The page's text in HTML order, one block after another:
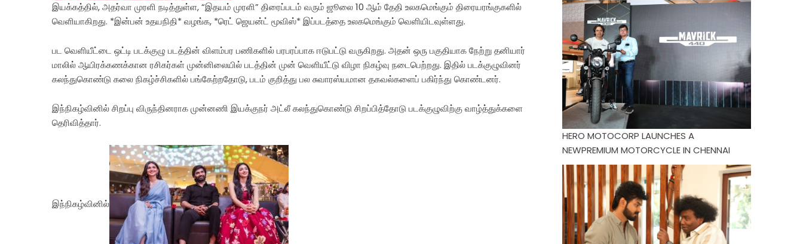
இயக்கத்தில், அதர்வா முரளி நடித்துள்ள, “இதயம் முரளி” திரைப்படம் வரும் ஜூலை 10 ஆம் தேதி உலகமெங்கும் திரையரங்குகளில்
வெளியாகிறது. *இன்பன் உதயநிதி* வழங்க, *ரெட் ஜெயன்ட் மூவிஸ்* இப்படத்தை உலகமெங்கும் வெளியிடவுள்ளது.
பட வெளியீட்டை ஒட்டி படக்குழு படத்தின் விளம்பர பணிகளில் பரபரப்பாக ஈடுபட்டு வருகிறது. அதன் ஒரு பகுதியாக நேற்று தனியார்
மாலில் ஆயிரக்கணக்கான ரசிகர்கள் முன்னிலையில் படத்தின் முன் வெளியீட்டு விழா நிகழ்வு நடைபெற்றது. இதில் படக்குழுவினர்
கலந்துகொண்டு கலை நிகழ்ச்சிகளில் பங்கேற்றதோடு, படம் குறித்து பல சுவாரஸ்யமான தகவல்களைப் பகிர்ந்து கொண்டனர்.
இந்நிகழ்வினில் சிறப்பு விருந்தினராக முன்னணி இயக்குநர் அட்லீ கலந்துகொண்டு சிறப்பித்தோடு படக்குழுவிற்கு வாழ்த்துக்களை
தெரிவித்தார்.
இந்நிகழ்வினில்
HERO MOTOCORP LAUNCHES A
NEWPREMIUM MOTORCYCLE IN CHENNAI